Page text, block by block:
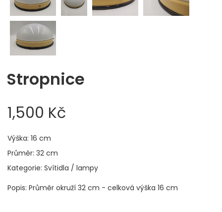
Stropnice
1,500 Kč
Výška: 16 cm
Průměr: 32 cm
Kategorie: Svítidla / lampy
Popis: Průměr okruží 32 cm - celková výška 16 cm